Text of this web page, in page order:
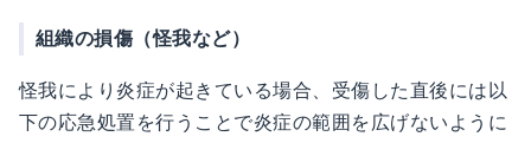
組織の損傷（怪我など）
怪我により炎症が起きている場合、受傷した直後には以
下の応急処置を行うことで炎症の範囲を広げないように